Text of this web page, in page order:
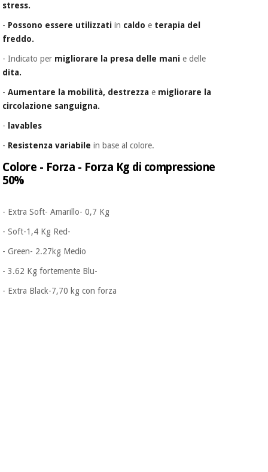
stress.
- Possono essere utilizzati in caldo e terapia del
freddo.
- Indicato per migliorare la presa delle mani e delle
dita.
-Aumentare la mobilità, destrezza e migliorare
la
circolazione sanguigna.
- lavables
- Resistenza variabile in base al colore.
Colore - Forza - Forza Kg di compressione
50%
- Extra Soft- Amarillo- 0,7 Kg
- Soft-1,4 Kg Red-
- Green- 2.27kg Medio
- 3.62 Kg fortemente Blu-
- Extra Black-7,70 kg con forza